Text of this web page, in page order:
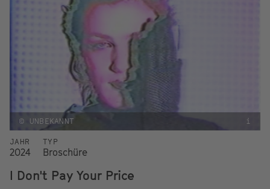
© UNBEKANNT i
JAHR
2024
TYP
Broschüre
I Don't Pay Your Price